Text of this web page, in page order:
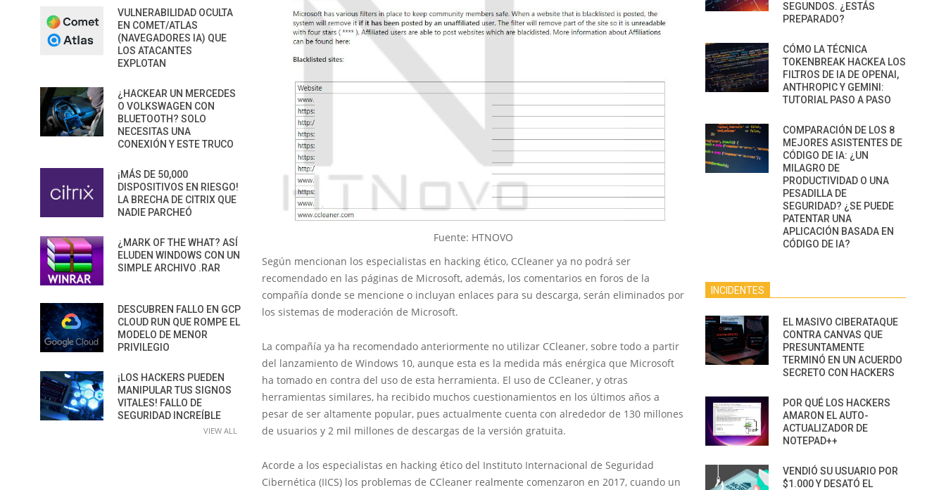
Fuente: HTNOVO
Según mencionan los especialistas en hacking ético, CCleaner ya no podrá ser
recomendado en las páginas de Microsoft, además, los comentarios en foros de la
compañía donde se mencione o incluyan enlaces para su descarga, serán eliminados por
los sistemas de moderación de Microsoft.
La compañía ya ha recomendado anteriormente no utilizar CCleaner, sobre todo a partir
del lanzamiento de Windows 10, aunque esta es la medida más enérgica que Microsoft
ha tomado en contra del uso de esta herramienta. El uso de CCleaner, y otras
herramientas similares, ha recibido muchos cuestionamientos en los últimos años a
pesar de ser altamente popular, pues actualmente cuenta con alrededor de 130 millones
de usuarios y 2 mil millones de descargas de la versión gratuita.
Acorde a los especialistas en hacking ético del Instituto Internacional de Seguridad
Cibernética (IICS) los problemas de CCleaner realmente comenzaron en 2017, cuando un
VULNERABILIDAD OCULTA
EN COMET/ATLAS
(NAVEGADORES IA) QUE
LOS ATACANTES
EXPLOTAN
¿HACKEAR UN MERCEDES
O VOLKSWAGEN CON
BLUETOOTH? SOLO
NECESITAS UNA
CONEXIÓN Y ESTE TRUCO
¡MÁS DE 50,000
DISPOSITIVOS EN RIESGO!
LA BRECHA DE CITRIX QUE
NADIE PARCHEÓ
¿MARK OF THE WHAT? ASÍ
ELUDEN WINDOWS CON UN
SIMPLE ARCHIVO .RAR
DESCUBREN FALLO EN GCP
CLOUD RUN QUE ROMPE EL
MODELO DE MENOR
PRIVILEGIO
¡LOS HACKERS PUEDEN
MANIPULAR TUS SIGNOS
VITALES! FALLO DE
SEGURIDAD INCREÍBLE
VIEW ALL
SEGUNDOS. ¿ESTÁS
PREPARADO?
CÓMO LA TÉCNICA
TOKENBREAK HACKEA LOS
FILTROS DE IA DE OPENAI,
ANTHROPIC Y GEMINI:
TUTORIAL PASO A PASO
COMPARACIÓN DE LOS 8
MEJORES ASISTENTES DE
CÓDIGO DE IA: ¿UN
MILAGRO DE
PRODUCTIVIDAD O UNA
PESADILLA DE
SEGURIDAD? ¿SE PUEDE
PATENTAR UNA
APLICACIÓN BASADA EN
CÓDIGO DE IA?
INCIDENTES
EL MASIVO CIBERATAQUE
CONTRA CANVAS QUE
PRESUNTAMENTE
TERMINÓ EN UN ACUERDO
SECRETO CON HACKERS
POR QUÉ LOS HACKERS
AMARON EL AUTO-
ACTUALIZADOR DE
NOTEPAD++
VENDIÓ SU USUARIO POR
$1.000 Y DESATÓ EL